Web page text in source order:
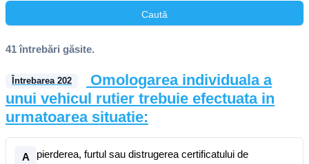
Caută
41 întrebări găsite.
Întrebarea 202
Omologarea individuala a
unui vehicul rutier trebuie efectuata in
urmatoarea situatie:
A
pierderea, furtul sau distrugerea certificatului de